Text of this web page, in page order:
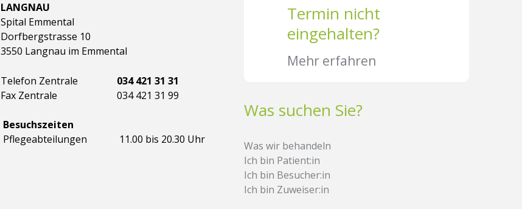
LANGNAU
Spital Emmental
Dorfbergstrasse 10
3550 Langnau im Emmental
Telefon Zentrale
034 421 31 31
Fax Zentrale
034 421 31 99
Besuchszeiten
Pflegeabteilungen
11.00 bis 20.30 Uhr
Termin nicht
eingehalten?
Mehr erfahren
Was suchen Sie?
Was wir behandeln
Ich bin Patient:in
Ich bin Besucher:in
Ich bin Zuweiser:in